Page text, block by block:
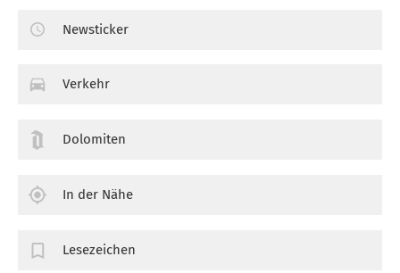
Newsticker
Verkehr
Dolomiten
In der Nähe
Lesezeichen